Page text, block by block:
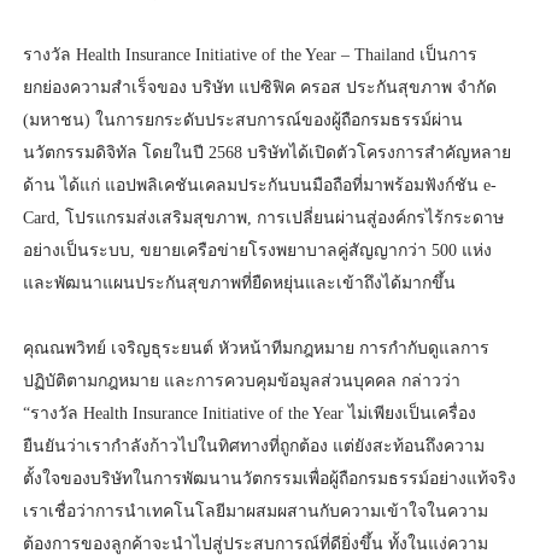
รางวัล Health Insurance Initiative of the Year – Thailand เป็นการ
ยกย่องความสำเร็จของ บริษัท แปซิฟิค ครอส ประกันสุขภาพ จำกัด
(มหาชน) ในการยกระดับประสบการณ์ของผู้ถือกรมธรรม์ผ่าน
นวัตกรรมดิจิทัล โดยในปี 2568 บริษัทได้เปิดตัวโครงการสำคัญหลาย
ด้าน ได้แก่ แอปพลิเคชันเคลมประกันบนมือถือที่มาพร้อมฟังก์ชัน e-
Card, โปรแกรมส่งเสริมสุขภาพ, การเปลี่ยนผ่านสู่องค์กรไร้กระดาษ
อย่างเป็นระบบ, ขยายเครือข่ายโรงพยาบาลคู่สัญญากว่า 500 แห่ง
และพัฒนาแผนประกันสุขภาพที่ยืดหยุ่นและเข้าถึงได้มากขึ้น
คุณณพวิทย์ เจริญธุระยนต์ หัวหน้าทีมกฎหมาย การกำกับดูแลการ
ปฏิบัติตามกฎหมาย และการควบคุมข้อมูลส่วนบุคคล กล่าวว่า
“รางวัล Health Insurance Initiative of the Year ไม่เพียงเป็นเครื่อง
ยืนยันว่าเรากำลังก้าวไปในทิศทางที่ถูกต้อง แต่ยังสะท้อนถึงความ
ตั้งใจของบริษัทในการพัฒนานวัตกรรมเพื่อผู้ถือกรมธรรม์อย่างแท้จริง
เราเชื่อว่าการนำเทคโนโลยีมาผสมผสานกับความเข้าใจในความ
ต้องการของลูกค้าจะนำไปสู่ประสบการณ์ที่ดียิ่งขึ้น ทั้งในแง่ความ